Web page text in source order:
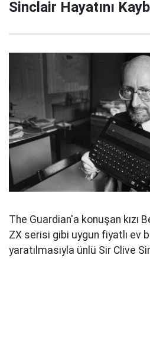
Sinclair Hayatını
The Guardian'a konuşan kızı
ZX serisi gibi uygun fiyatlı ev
yaratılmasıyla ünlü Sir Clive